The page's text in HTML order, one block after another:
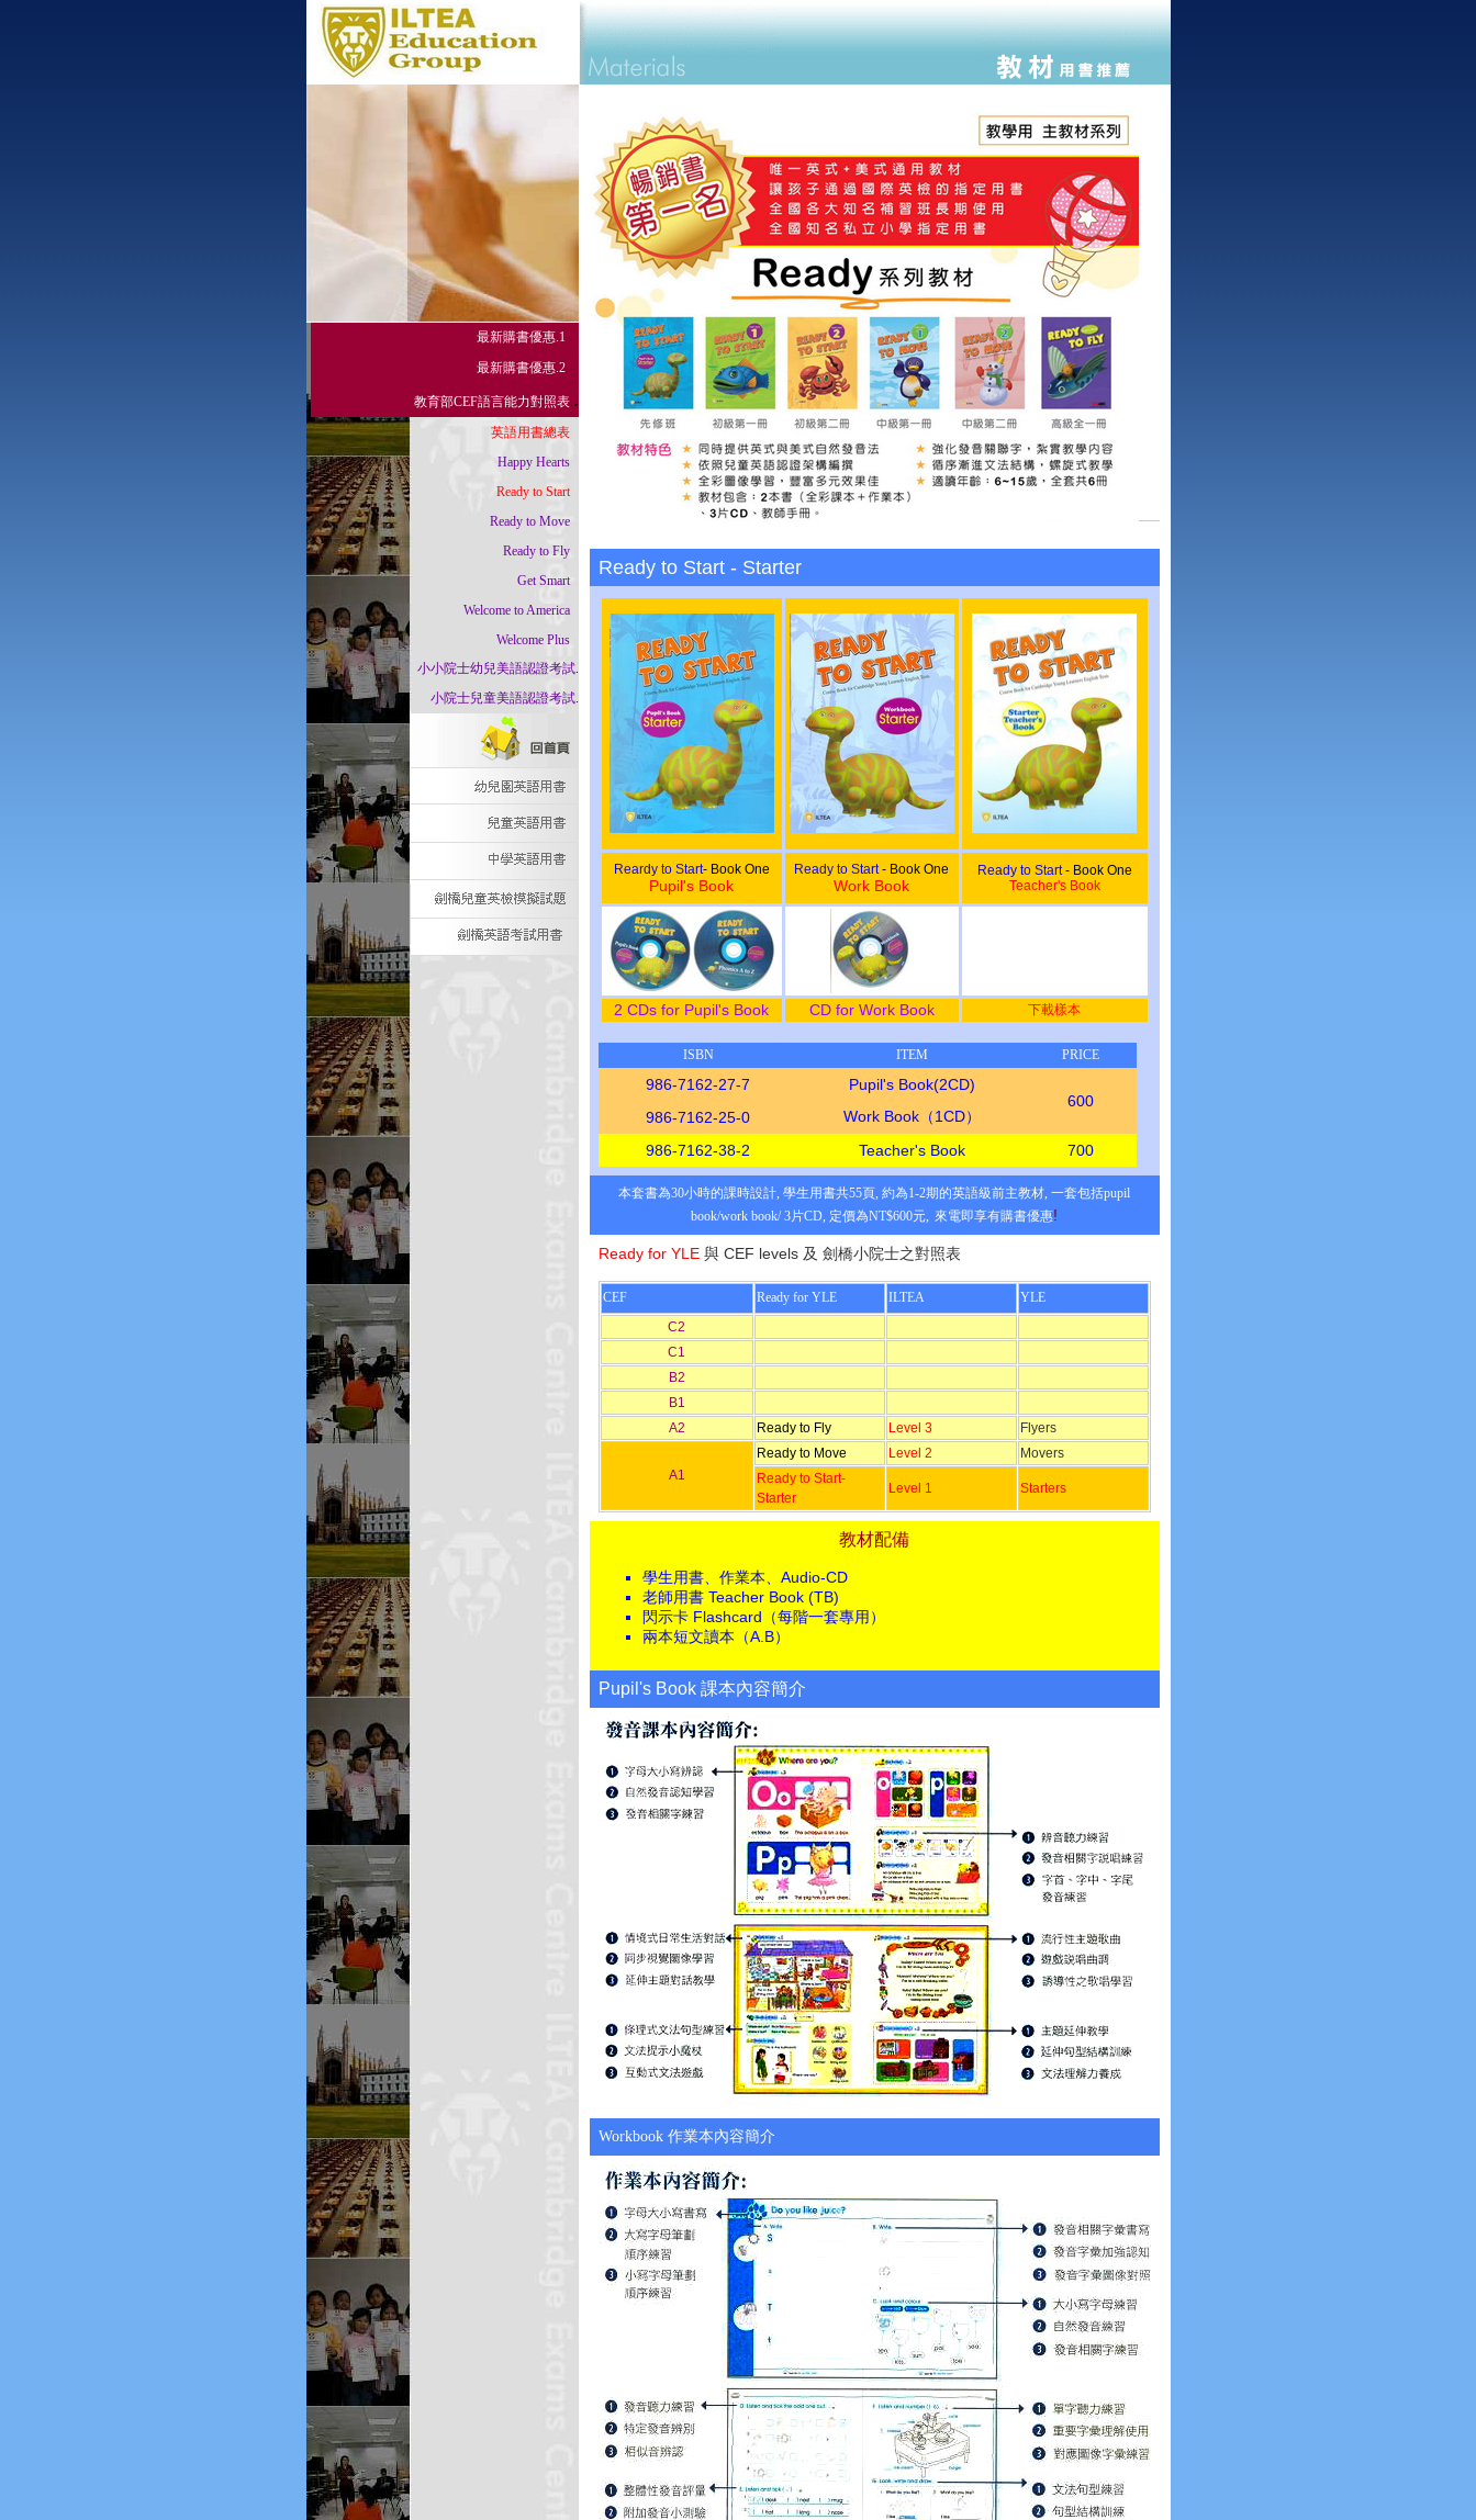
最新購書優惠.1...
最新購書優惠.2...
教育部CEF語言能力對照表..
英語用書總表.
Happy Hearts..
Ready to Start..
Ready to Move..
Ready to Fly..
Get Smart..
Welcome to America..
Welcome Plus..
小小院士幼兒美語認證考試.
小院士兒童美語認證考試.
Ready to Start - Starter
Reardy to Start- Book One
Pupil's Book
Ready to Start- Book One
Work Book
Ready to Start- Book One
Teacher's Book
2 CDs for Pupil's Book CD for Work Book 下載樣本
ISBN ITEM PRICE
986-7162-27-7
Pupil's Book(2CD)
600
986-7162-25-0
Work Book（1CD）
986-7162-38-2
Teacher's Book 700
本套書為30小時的課時設計, 學生用書共55頁, 約為1-2期的英語級前主教材, 一套包括pupil
book/work book/ 3片CD, 定價為NT$600元, 來電即享有購書優惠!
Ready for YLE與 CEF levels 及 劍橋小院士之對照表
CEF Ready for YLE ILTEA
YLE
C2
C1
B2
B1
A2
Ready to Fly Level 3 Flyers
A1
Ready to Move Level 2
Movers
Ready to Start-
Starter
Level 1 Starters
教材配備
學生用書、作業本、Audio-CD
老師用書 Teacher Book (TB)
閃示卡 Flashcard（每階一套專用）
兩本短文讀本（A.B）
Pupil's Book 課本內容簡介
Workbook 作業本內容簡介